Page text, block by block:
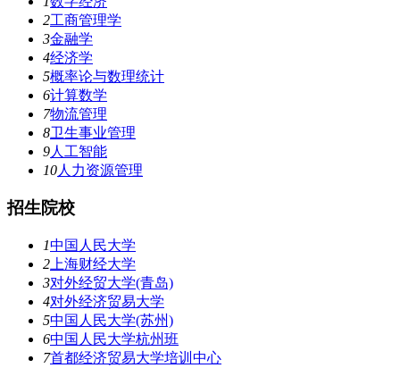
2工商管理学
3金融学
4经济学
5概率论与数理统计
6计算数学
7物流管理
8卫生事业管理
9人工智能
10人力资源管理
招生院校
1中国人民大学
2 上海财经大学
3对外经贸大学(青岛)
4对外经济贸易大学
5中国人民大学(苏州)
6中国人民大学杭州班
7首都经济贸易大学培训中心